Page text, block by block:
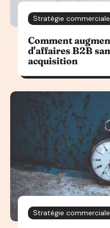
Stratégie commerciale
Comment
d'affaires B2B
acquisition
Stratégie commerciale